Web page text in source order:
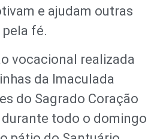
e ajudam outras
pela fé.
vocacional realizada
da Imaculada
do Sagrado Coração
todo o domingo